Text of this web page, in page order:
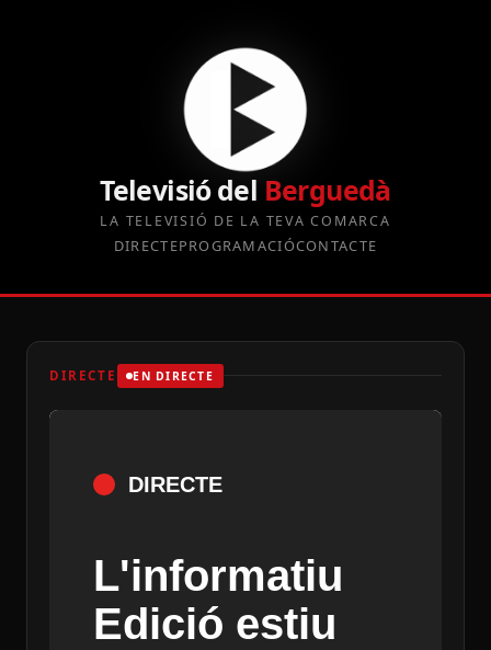
Televisió del Berguedà
LA TELEVISIÓ DE LA TEVA COMARCA
DIRECTEPROGRAMACIÓCONTACTE
DIRECTE EN DIRECTE
DIRECTE
L'informatiu
Edició estiu